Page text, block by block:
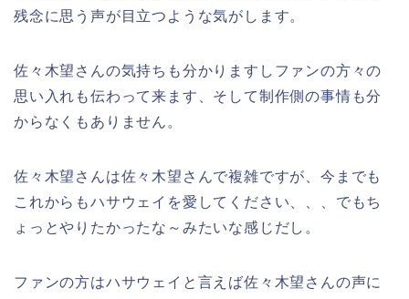
残念に思う声が目立つような気がします。
佐々木望さんの気持ちも分かりますしファンの方々の
思い入れも伝わって来ます、そして制作側の事情も分
からなくもありません。
佐々木望さんは佐々木望さんで複雑ですが、今までも
これからもハサウェイを愛してください、、、でもち
ょっとやりたかったな～みたいな感じだし。
ファンの方はハサウェイと言えば佐々木望さんの声に